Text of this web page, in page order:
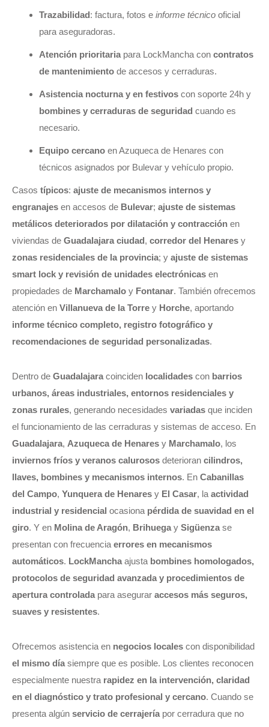
Trazabilidad: factura, fotos e informe técnico oficial
para aseguradoras.
Atención prioritaria para LockMancha con contratos
de mantenimiento de accesos y cerraduras.
Asistencia nocturna y en festivos con soporte 24h y
bombines y cerraduras de seguridad cuando es
necesario.
Equipo cercano en Azuqueca de Henares con
técnicos asignados por Bulevar y vehículo propio.
Casos típicos: ajuste de mecanismos internos y
engranajes en accesos de Bulevar; ajuste de sistemas
metálicos deteriorados por dilatación y contracción en
viviendas de Guadalajara ciudad, corredor del Henares y
zonas residenciales de la provincia; y ajuste de sistemas
smart lock y revisión de unidades electrónicas en
propiedades de Marchamalo y Fontanar. También ofrecemos
atención en Villanueva de la Torre y Horche, aportando
informe técnico completo, registro fotográfico y
recomendaciones de seguridad personalizadas.
Dentro de Guadalajara coinciden localidades con barrios
urbanos, áreas industriales, entornos residenciales y
zonas rurales, generando necesidades variadas que inciden
el funcionamiento de las cerraduras y sistemas de acceso. En
Guadalajara, Azuqueca de Henares y Marchamalo, los
inviernos fríos y veranos calurosos deterioran cilindros,
llaves, bombines y mecanismos internos. En Cabanillas
del Campo, Yunquera de Henares y El Casar, la actividad
industrial y residencial ocasiona pérdida de suavidad en el
giro. Y en Molina de Aragón, Brihuega y Sigüenza se
presentan con frecuencia errores en mecanismos
automáticos. LockMancha ajusta bombines homologados,
protocolos de seguridad avanzada y procedimientos de
apertura controlada para asegurar accesos más seguros,
suaves y resistentes.
Ofrecemos asistencia en negocios locales con disponibilidad
el mismo día siempre que es posible. Los clientes reconocen
especialmente nuestra rapidez en la intervención, claridad
en el diagnóstico y trato profesional y cercano. Cuando se
presenta algún servicio de cerrajería por cerradura que no